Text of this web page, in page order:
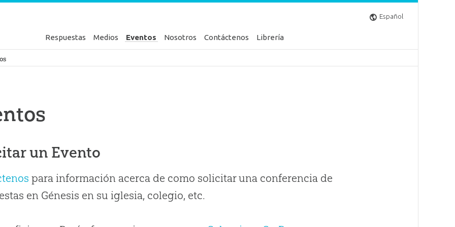
Español
Respuestas Medios Eventos Nosotros Contáctenos Librería
Génesis
un Evento
para información acerca de como solicitar una conferencia de
en Génesis en su iglesia, colegio, etc.